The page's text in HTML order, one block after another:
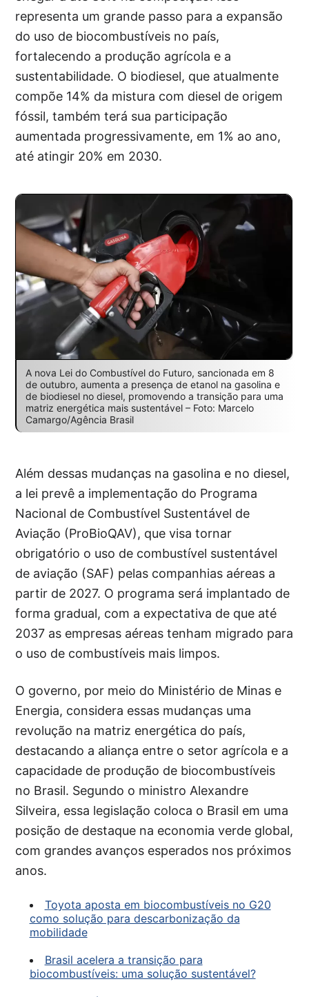
representa um grande passo para a expansão
do uso de biocombustíveis no país,
fortalecendo a produção agrícola e a
sustentabilidade. O biodiesel, que atualmente
compõe 14% da mistura com diesel de origem
fóssil, também terá sua participação
aumentada progressivamente, em 1% ao ano,
até atingir 20% em 2030.
A nova Lei do Combustível do Futuro, sancionada em 8
de outubro, aumenta a presença de etanol na gasolina e
de biodiesel no diesel, promovendo a transição para uma
matriz energética mais sustentável – Foto: Marcelo
Camargo/Agência Brasil
Além dessas mudanças na gasolina e no diesel,
a lei prevê a implementação do Programa
Nacional de Combustível Sustentável de
Aviação (ProBioQAV), que visa tornar
obrigatório o uso de combustível sustentável
de aviação (SAF) pelas companhias aéreas a
partir de 2027. O programa será implantado de
forma gradual, com a expectativa de que até
2037 as empresas aéreas tenham migrado para
o uso de combustíveis mais limpos.
O governo, por meio do Ministério de Minas e
Energia, considera essas mudanças uma
revolução na matriz energética do país,
destacando a aliança entre o setor agrícola e a
capacidade de produção de biocombustíveis
no Brasil. Segundo o ministro Alexandre
Silveira, essa legislação coloca o Brasil em uma
posição de destaque na economia verde global,
com grandes avanços esperados nos próximos
anos.
Toyota aposta em biocombustíveis no G20
como solução para descarbonização da
mobilidade
Brasil acelera a transição para
biocombustíveis: uma solução sustentável?